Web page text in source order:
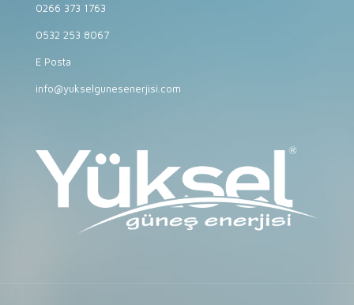
0266 373 1763
0532 253 8067
E Posta
info@yukselgunesenerjisi.com